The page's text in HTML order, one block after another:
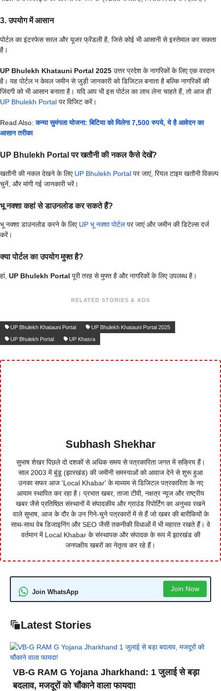
3. उपयोग में आसान
पोर्टल का इंटरफेस सरल और यूजर फ्रेंडली है, जिसे कोई भी आसानी से इस्तेमाल कर सकता
है।
UP Bhulekh Khatauni Portal 2025 उत्तर प्रदेश के नागरिकों के लिए एक वरदान
है। यह पोर्टल न केवल जमीन से जुड़ी जानकारी को डिजिटल बनाता है बल्कि नागरिकों की
जिंदगी को भी आसान बनाता है। यदि आप भी इस पोर्टल का लाभ लेना चाहते हैं, तो आज ही
UP Bhulekh Portal पर विजिट करें।
Read Also:कन्या सुमंगला योजना: बिटिया को मिलेगा 7,500 रुपये, ये है आवेदन का
आसान तरीका
UP Bhulekh Portal पर खतौनी की नकल कैसे देखें?
खतौनी की नकल देखने के लिए UP Bhulekh Portal पर जाएं, रियल टाइम खतौनी विकल्प
चुनें, और मांगी गई जानकारी भरें।
भू नक्शा कहां से डाउनलोड कर सकते हैं?
भू नक्शा डाउनलोड करने के लिए UP भू नक्शा पोर्टलपर जाएं और जमीन की डिटेल्स दर्ज
करें।
क्या पोर्टल का उपयोग मुफ्त है?
हां, UP Bhulekh Portal पूरी तरह से मुफ्त है और नागरिकों के लिए उपलब्ध है।
RELATED STORIES & ADS
UP Bhulekh Khatauni Portal
UP Bhulekh Khatauni Portal 2025
UP Bhulekh Portal
UP Khasra
Subhash Shekhar
सुभाष शेखर पिछले दो दशकों से अधिक समय से पत्रकारिता जगत में सक्रिय हैं।
साल 2003 में बुंडू (झारखंड) की जमीनी समस्याओं को आवाज देने से शुरू हुआ
उनका सफर आज 'Local Khabar' के माध्यम से डिजिटल पत्रकारिता के नए
आयाम स्थापित कर रहा है। प्रभात खबर, ताजा टीवी, नक्षत्र न्यूज और राष्ट्रीय
खबर जैसे प्रतिष्ठित संस्थानों में संपादकीय और ग्राउंड रिपोर्टिंग का अनुभव रखने
वाले सुभाष, आज के दौर के उन गिने-चुने पत्रकारों में से हैं जो खबर की बारीकियों के
साथ-साथ वेब डिजाइनिंग और SEO जैसी तकनीकी विधाओं में भी महारत रखते हैं। वे
वर्तमान में Local Khabar के संस्थापक और संपादक के रूप में झारखंड की
जनपक्षीय खबरों का नेतृत्व कर रहे हैं।
Join WhatsApp Join Now
Latest Stories
VB-G RAM G Yojana Jharkhand: 1 जुलाई से बड़ा
बदलाव, मजदूरों को चौंकाने वाला फायदा!